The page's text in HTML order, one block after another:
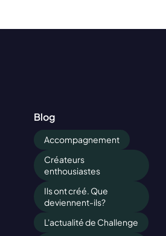
Blog
Accompagnement
Créateurs
enthousiastes
Ils ont créé. Que
deviennent-ils?
L'actualité de Challenge